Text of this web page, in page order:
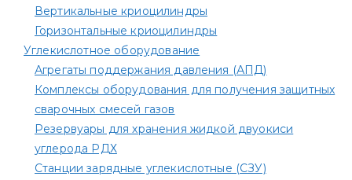
Вертикальные криоцилиндры
Горизонтальные криоцилиндры
Углекислотное оборудование
Агрегаты поддержания давления (АПД)
Комплексы оборудования для получения защитных
сварочных смесей газов
Резервуары для хранения жидкой двуокиси
углерода РДХ
Станции зарядные углекислотные (СЗУ)